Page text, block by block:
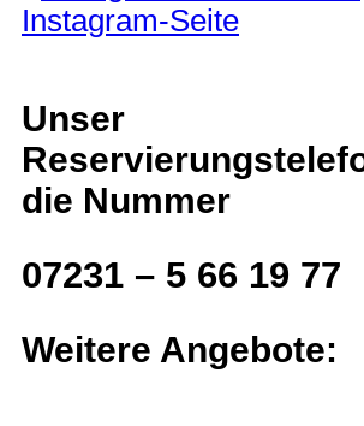
Unser
die Nummer
07231 – 5 66 19 77
Weitere Angebote: